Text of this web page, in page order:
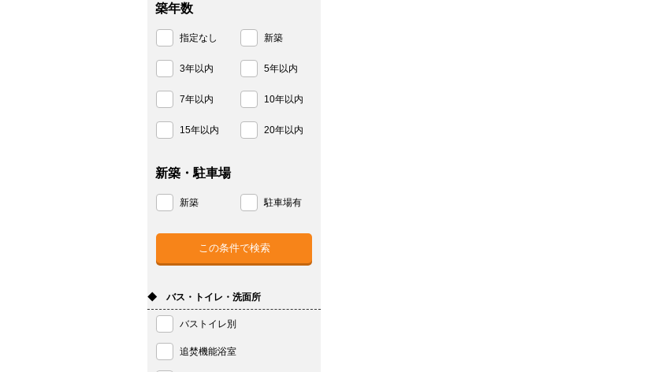
築年数
指定なし 新築
3年以内 5年以内
7年以内 10年以内
15年以内 20年以内
新築・駐車場
新築 駐車場有
◆ バス・トイレ・洗面所
バストイレ別
追焚機能浴室